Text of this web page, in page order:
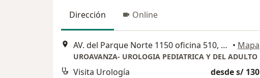
Dirección Online
AV. del Parque Norte 1150 oficina 510, San Borja, Lima, Perú, San Borja • Mapa
UROAVANZA- UROLOGIA PEDIATRICA Y DEL ADULTO
Visita Urología desde s/ 130